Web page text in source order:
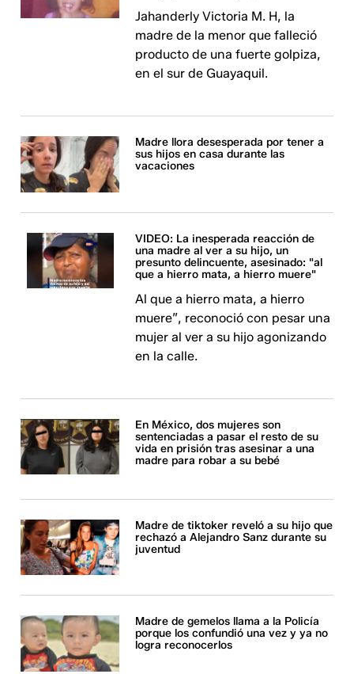
Jahanderly Victoria M. H, la
madre de la menor que falleció
producto de una fuerte golpiza,
en el sur de Guayaquil.
Madre llora desesperada por tener a
sus hijos en casa durante las
vacaciones
VIDEO: La inesperada reacción de
una madre al ver a su hijo, un
presunto delincuente, asesinado: "al
que a hierro mata, a hierro muere"
Al que a hierro mata, a hierro
muere”, reconoció con pesar una
mujer al ver a su hijo agonizando
en la calle.
En México, dos mujeres son
sentenciadas a pasar el resto de su
vida en prisión tras asesinar a una
madre para robar a su bebé
Madre de tiktoker reveló a su hijo que
rechazó a Alejandro Sanz durante su
juventud
Madre de gemelos llama a la Policía
porque los confundió una vez y ya no
logra reconocerlos